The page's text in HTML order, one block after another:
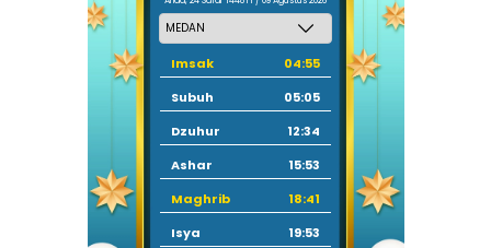
Imsak
04:55
Subuh
05:05
Dzuhur
12:34
Ashar
15:53
Maghrib
18:41
Isya
19:53